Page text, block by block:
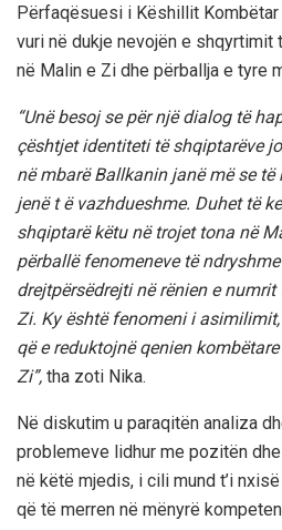
Përfaqësuesi i Këshillit Kombëtar
vuri në dukje nevojën e
në Malin e Zi dhe përballja e tyre
“Unë besoj se për një dialog të
çështjet identiteti të shqiptarëve
në mbarë Ballkanin janë më se
jenë t ë vazhdueshme. Duhet të
shqiptarë këtu në trojet tona në
përballë fenomeneve të
drejtpërsëdrejti në rënien e
Zi. Ky është fenomeni i
që e reduktojnë qenien
Zi”, tha zoti Nika.
Në diskutim u paraqitën analiza
problemeve lidhur me pozitën
në këtë mjedis, i cili mund t’i
që të merren në mënyrë